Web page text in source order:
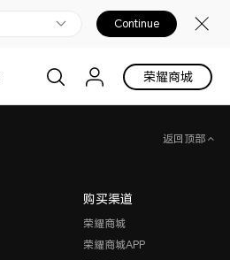
Continue
荣耀商城
返回顶部
购买渠道
荣耀商城
荣耀商城APP